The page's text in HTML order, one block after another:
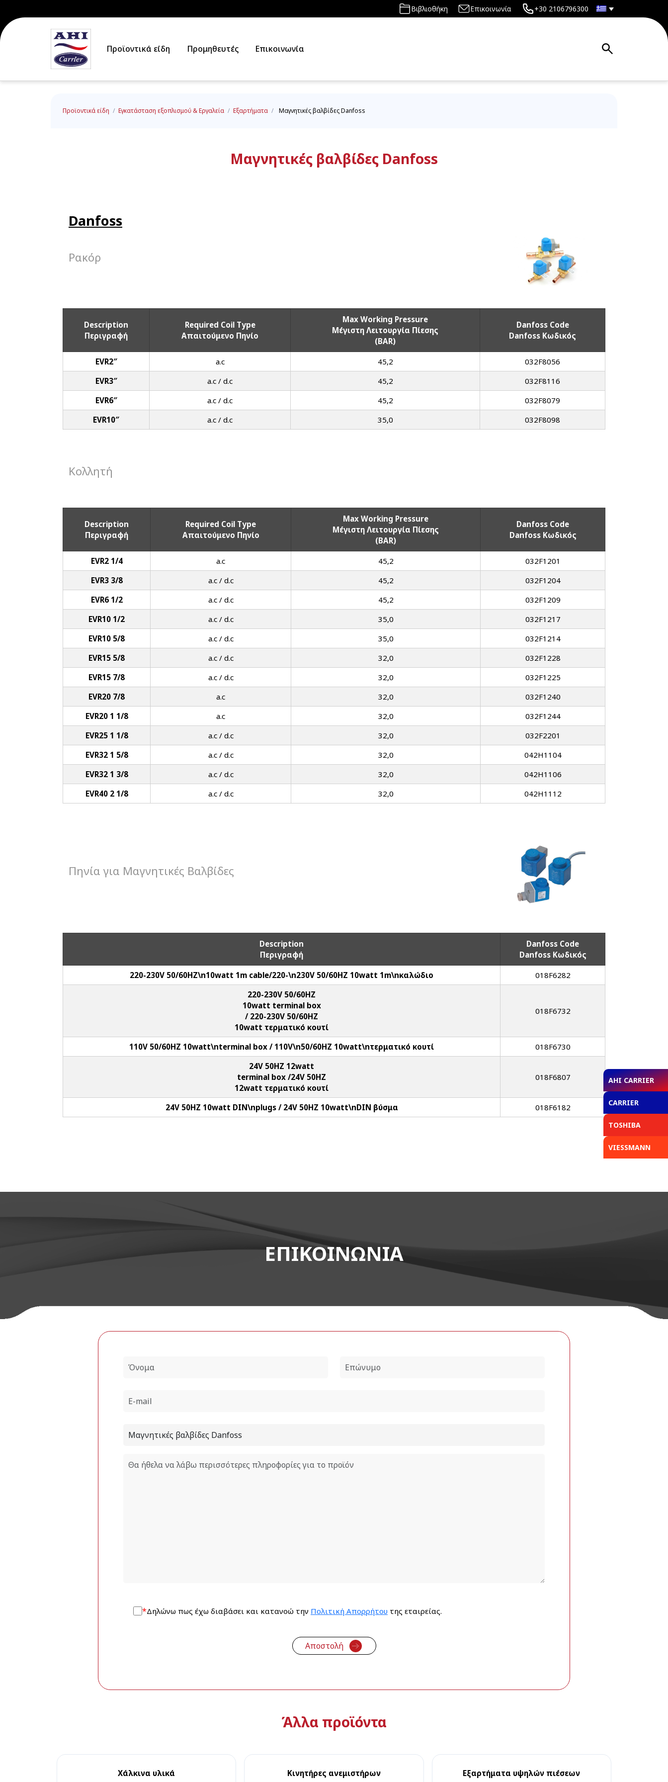
Βιβλιοθήκη Επικοινωνία +30 2106796300
Προϊοντικά είδη Προμηθευτές Επικοινωνία
Προϊοντικά είδη / Εγκατάσταση εξοπλισμού & Εργαλεία / Εξαρτήματα / Μαγνητικές βαλβίδες Danfoss
Μαγνητικές βαλβίδες Danfoss
Danfoss
Ρακόρ
Description
Περιγραφή
Required Coil Type
Απαιτούμενο Πηνίο
Max Working Pressure
Μέγιστη Λειτουργία Πίεσης
(BAR)
Danfoss Code
Danfoss Κωδικός
EVR2″ a.c 45,2
032F8056
EVR3″
a.c / d.c 45,2
032F8116
EVR6″
a.c / d.c 45,2
032F8079
EVR10″
a.c / d.c 35,0 032F8098
Κολλητή
Description
Περιγραφή
Required Coil Type
Απαιτούμενο Πηνίο
Max Working Pressure
Μέγιστη Λειτουργία Πίεσης
(BAR)
Danfoss Code
Danfoss Κωδικός
EVR2 1/4 a.c 45,2
032F1201
EVR3 3/8
a.c / d.c 45,2
032F1204
EVR6 1/2
a.c / d.c 45,2
032F1209
EVR10 1/2
a.c / d.c 35,0
032F1217
EVR10 5/8
a.c / d.c 35,0
032F1214
EVR15 5/8
a.c / d.c 32,0
032F1228
EVR15 7/8
a.c / d.c 32,0
032F1225
EVR20 7/8
a.c 32,0
032F1240
EVR20 1 1/8
a.c 32,0
032F1244
EVR25 1 1/8
a.c / d.c 32,0
032F2201
EVR32 1 5/8
a.c / d.c 32,0
042H1104
EVR32 1 3/8
a.c / d.c 32,0
042H1106
EVR40 2 1/8
a.c / d.c 32,0 042H1112
Πηνία για Μαγνητικές Βαλβίδες
Description
Περιγραφή
Danfoss Code
Danfoss Κωδικός
220-230V 50/60HZ\n10watt 1m cable/220-\n230V 50/60HZ 10watt 1m\nκαλώδιο
018F6282
220-230V 50/60HZ
10watt terminal box
/ 220-230V 50/60HZ
10watt τερματικό κουτί
018F6732
110V 50/60HZ 10watt\nterminal box / 110V\n50/60HZ 10watt\nτερματικό κουτί
018F6730
24V 50HZ 12watt
terminal box /24V 50HZ
12watt τερματικό κουτί
018F6807
24V 50HZ 10watt DIN\nplugs / 24V 50HZ 10watt\nDIN βύσμα 018F6182
ΕΠΙΚΟΙΝΩΝΙΑ
*Δηλώνω πως έχω διαβάσει και κατανοώ την Πολιτική Απορρήτου της εταιρείας.
Άλλα προϊόντα
Χάλκινα υλικά Κινητήρες ανεμιστήρων Εξαρτήματα υψηλών πιέσεων
AHI CARRIER
CARRIER
TOSHIBA
VIESSMANN